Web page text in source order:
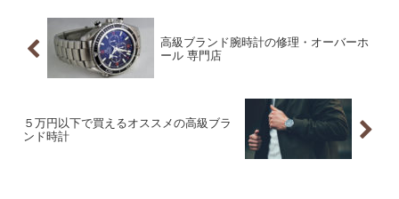
高級ブランド腕時計の修理・オーバーホ
ール 専門店
５万円以下で買えるオススメの高級ブラ
ンド時計